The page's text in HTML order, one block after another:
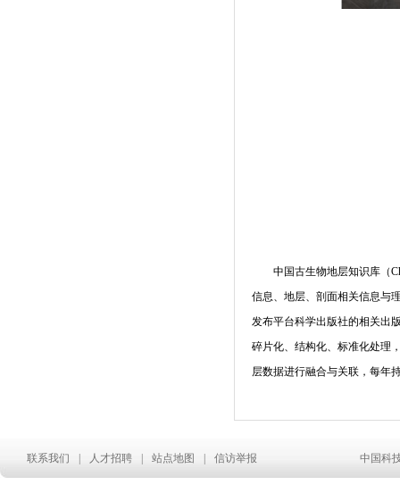
中国古生物地层知识库（
信息、地层、剖面相关信息与
发布平台科学出版社的相关出
碎片化、结构化、标准化处理
层数据进行融合与关联，每年
联系我们 人才招聘 站点地图 信访举报 中国科